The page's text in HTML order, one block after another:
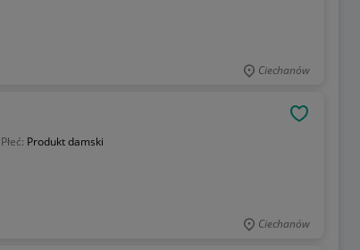
Ciechanów
Płeć: Produkt damski
Ciechanów